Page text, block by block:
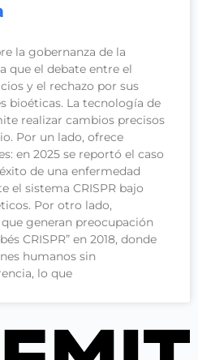
la gobernanza de la
que el debate entre el
y el rechazo por sus
bioéticas. La tecnología de
realizar cambios precisos
Por un lado, ofrece
en 2025 se reportó el caso
de una enfermedad
el sistema CRISPR bajo
Por otro lado,
generan preocupación
CRISPR” en 2018, donde
humanos sin
lo que